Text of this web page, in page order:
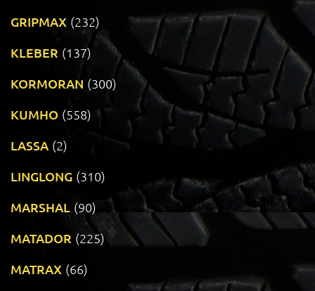
GRIPMAX (232)
KLEBER (137)
KORMORAN (300)
KUMHO (558)
LASSA (2)
LINGLONG (310)
MARSHAL (90)
MATADOR (225)
MATRAX (66)